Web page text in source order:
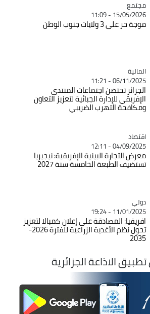
Catégorie
مجتمع
15/05/2026 - 11:09
موجة حر على 3 ولايات جنوب الوطن
Catégorie
المالية
06/11/2025 - 11:21
الجزائر تحتضن اجتماعات المنتدى
الإفريقي للإدارة الجبائية لتعزيز التعاون
ومكافحة التهرب الضريبي
Catégorie
اقتصاد
04/09/2025 - 12:11
معرض التجارة البينية الإفريقية: نيجيريا
تستضيف الطبعة الخامسة سنة 2027
Catégorie
دولي
11/01/2025 - 19:24
افريقيا: المصادقة على إعلان كمبالا لتعزيز
تحول نظم الأغذية الزراعية للفترة 2026-
2035
الاذاعة الجزائرية